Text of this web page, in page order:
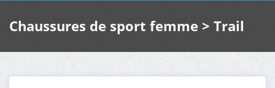
Chaussures de sport femme > Trail